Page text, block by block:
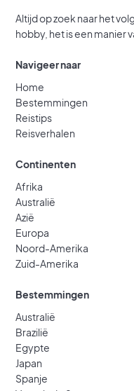
Altijd op zoek naar het
hobby, het is een manier
Navigeer naar
Home
Bestemmingen
Reistips
Reisverhalen
Continenten
Afrika
Australië
Azië
Europa
Noord-Amerika
Zuid-Amerika
Bestemmingen
Australië
Brazilië
Egypte
Japan
Spanje